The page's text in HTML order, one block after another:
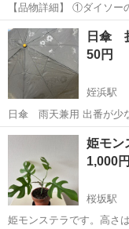
【品物詳細】 ①ダイソー
用の台所スポンジ2個＆
銭入れ （布製、アクセサ
分するのはも...
福岡 久留米市
日傘
50円
姪浜駅
日傘 雨天兼用 出番が少ないため出品します。 花柄の絵が載っていま
福岡 福岡市
姫モ
1,000円
桜坂駅
姫モンステラです。高さは